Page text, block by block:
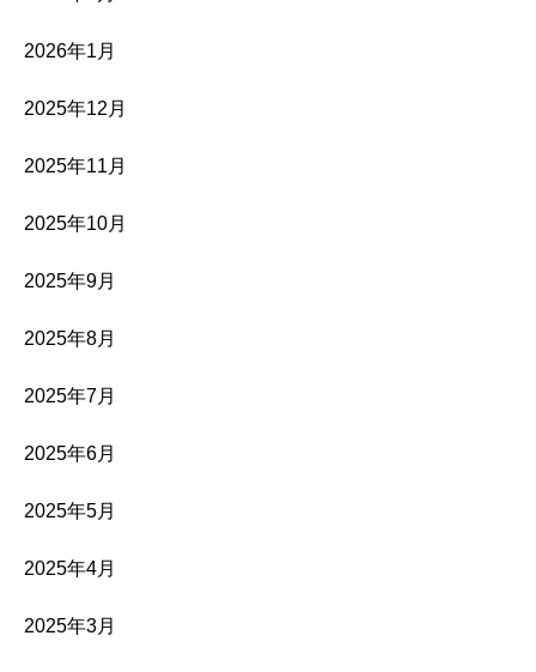
2026年1月
2025年12月
2025年11月
2025年10月
2025年9月
2025年8月
2025年7月
2025年6月
2025年5月
2025年4月
2025年3月